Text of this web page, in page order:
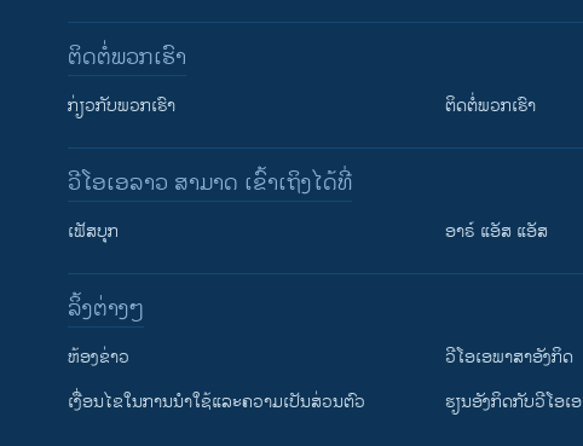
ຕິດຕາມພວກເຮົາ ທີ່
ຕິດຕໍ່ພວກເຮົາ
ກ່ຽວກັບພວກເຮົາ ຕິດຕໍ່ພວກເຮົາ
ວີໂອເອລາວ ສາມາດ ເຂົ້າເຖິງໄດ້ທີ່
ເຟັສບຸກ ອາຣ໌ ແອັສ ແອັສ
​ລິ້ງ​ຕ່າງໆ
​ຫ້ອງ​ຂ່າວ
​ເງື່ອນ​ໄຂ​ໃນ​ການ​ນຳ​ໃຊ້​ແລະຄວາມ​ເປັນ​ສ່​ວນ​ຕົວ
ວີ​ໂອ​ເອ​ພາ​ສາ​ອັງ​ກິດ
​ຮຽນ​ອັງ​ກິດ​ກັບ​ວີ​ໂອ​ເອ